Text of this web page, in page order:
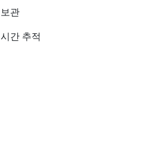
보관
시간 추적